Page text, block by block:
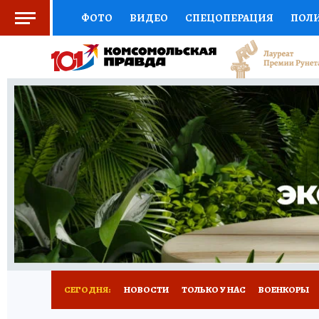
ФОТО ВИДЕО СПЕЦОПЕРАЦИЯ
СОЦПОДДЕРЖКА НАУКА СПОРТ
ВЫБОР ЭКСПЕРТОВ ДОКТОР
КНИЖНАЯ ПОЛКА ПРОГНОЗЫ НА СПОРТ
ПРЕСС-ЦЕНТР НЕДВИЖИМОСТЬ
РАДИО КП РЕКЛАМА ТЕСТЫ НОВОЕ
СЕГОДНЯ: НОВОСТИ ТОЛЬКО У НАС ВОЕНКОРЫ